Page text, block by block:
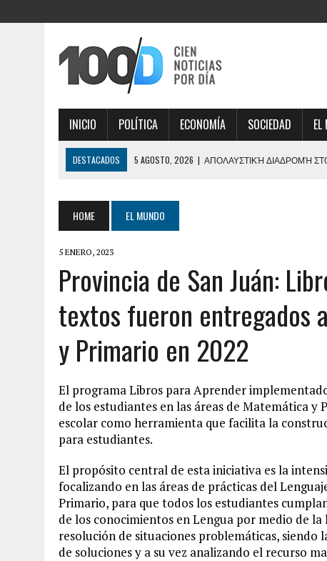
INICIO POLÍTICA ECONOMÍA SOCIEDAD
DESTACADOS 5 AGOSTO, 2026 | ΑΠΟΛΑΥΣΤΙΚΉ ΔΙΑΔΡΟΜΉ
5 AGOSTO, 2026 | AVANTAJUL EXCLUSIV OBȚINUT CU SPIN MAMA
5 AGOSTO, 2026
5 AGOSTO, 2026 | SZANSA I ZWROT AKCJI Z PLINKO TO EKSCYTUJĄCA
HOME EL MUNDO
5 ENERO, 2023
Provincia de San Juán:
textos fueron entregados
y Primario en 2022
El programa Libros para Aprender
de los estudiantes en las áreas de Matemática y
escolar como herramienta que facilita la
para estudiantes.
El propósito central de esta iniciativa es la
focalizando en las áreas de prácticas del
Primario, para que todos los estudiantes
de los conocimientos en Lengua por medio de
resolución de situaciones problemáticas,
de soluciones y a su vez analizando el recurso